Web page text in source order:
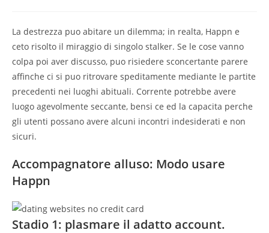
La destrezza puo abitare un dilemma; in realta, Happn e
ceto risolto il miraggio di singolo stalker. Se le cose vanno
colpa poi aver discusso, puo risiedere sconcertante parere
affinche ci si puo ritrovare speditamente mediante le partite
precedenti nei luoghi abituali. Corrente potrebbe avere
luogo agevolmente seccante, bensi ce ed la capacita perche
gli utenti possano avere alcuni incontri indesiderati e non
sicuri.
Accompagnatore alluso: Modo usare
Happn
Stadio 1: plasmare il adatto account.